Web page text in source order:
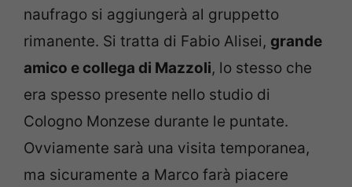
naufrago si aggiungerà al gruppetto
rimanente. Si tratta di Fabio Alisei, grande
amico e collega di Mazzoli, lo stesso che
era spesso presente nello studio di
Cologno Monzese durante le puntate.
Ovviamente sarà una visita temporanea,
ma sicuramente a Marco farà piacere